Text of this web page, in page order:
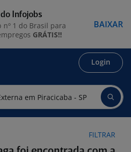
Login
FILTRAR
Infojobs
nº 1 do Brasil para
GRÁTIS!!
BAIXAR